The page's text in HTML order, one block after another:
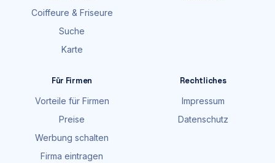
Coiffeure & Friseure
Suche
Karte
Für Firmen
Vorteile für Firmen
Preise
Werbung schalten
Firma eintragen
Rechtliches
Impressum
Datenschutz